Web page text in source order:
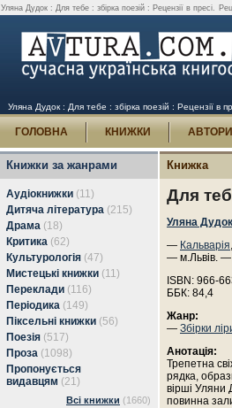
Уляна Дудок : Для тебе : збірка поезій : Рецензії в пресі.
Уляна Дудок : Для тебе : збірка поезій : Рецензії в
ГОЛОВНА КНИЖКИ АВТОРИ
Книжки за жанрами
Аудіокнижки (11)
Дитяча література (215)
Драма (18)
Критика (62)
Культурологія (47)
Мистецькі книжки (11)
Переклади (116)
Періодика (149)
Піксельні книжки (56)
Поезія (517)
Проза (1098)
Пропонується
видавцям (21)
Всі книжки (1660)
Книжка
Для
Уляна Дудок
— Кальварія
— м.Львів.
ISBN: 966-
ББК: 84,4
Жанр:
— Збірки
Анотація:
Трепетна
рядка,
вірші Уляни
повинна